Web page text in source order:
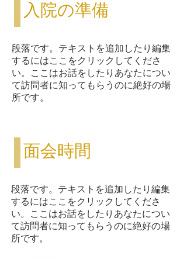
入院の準備
段落です。テキストを追加したり編集
するにはここをクリックしてくださ
い。ここはお話をしたりあなたについ
て訪問者に知ってもらうのに絶好の場
所です。
面会時間
段落です。テキストを追加したり編集
するにはここをクリックしてくださ
い。ここはお話をしたりあなたについ
て訪問者に知ってもらうのに絶好の場
所です。